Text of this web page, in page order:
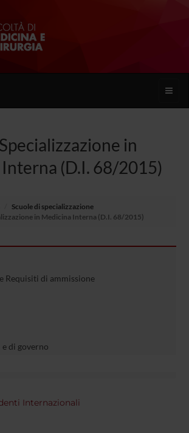
Toggle
in
(D.I. 68/2015)
Scuole di specializzazione
in Medicina Interna (D.I. 68/2015)
Requisiti di ammissione
di governo
Internazionali